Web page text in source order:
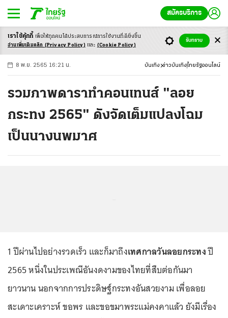
สมัครบริการ
-ก ก ก+
8 พ.ย. 2565 16:21 น. บันเทิง ข่าวบันเทิง ไทยรัฐออนไลน์
รวมภาพดาราทำคอนเทนส์ "ลอย
กระทง 2565" ดังจัดเต็มแปลงโฉม
เป็นนางนพมาศ
1 ปีผ่านไปอย่างรวดเร็ว และก็มาถึงเทศกาลวันลอยกระทงปี
2565 หนึ่งในประเพณีอันงดงามของไทยที่สืบต่อกันมา
ยาวนาน นอกจากการประดิษฐ์กระทงอันสวยงาม เพื่อลอย
สะเดาะเคราะห์ ขอพร และขอขมาพระแม่คงคาแล้ว ยังมีเรื่อง
เราใช้คุ้กกี้ เพื่อให้ทุกคนได้ประสบการณ์การใช้งานที่ดียิ่งขึ้น
อ่านเพิ่มเติมคลิก (Privacy Policy) และ (Cookie Policy)
รับทราบ